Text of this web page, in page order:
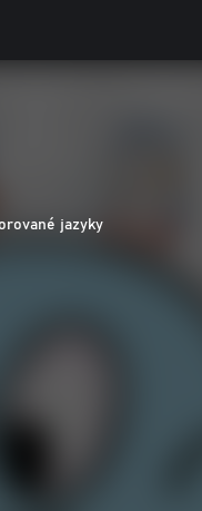
jazyky